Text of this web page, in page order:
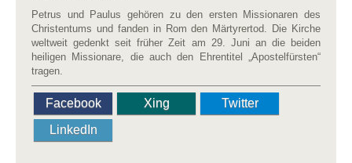
Petrus und Paulus gehören zu den ersten Missionaren des
Christentums und fanden in Rom den Märtyrertod. Die Kirche
weltweit gedenkt seit früher Zeit am 29. Juni an die beiden
heiligen Missionare, die auch den Ehrentitel „Apostelfürsten“
tragen.
Facebook Xing
Twitter
LinkedIn